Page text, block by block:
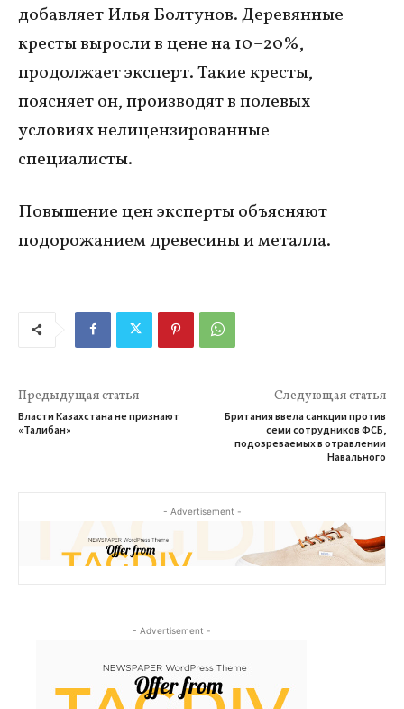
добавляет Илья Болтунов. Деревянные
кресты выросли в цене на 10–20%,
продолжает эксперт. Такие кресты,
поясняет он, производят в полевых
условиях нелицензированные
специалисты.
Повышение цен эксперты объясняют
подорожанием древесины и металла.
Предыдущая статья
Власти Казахстана не признают
«Талибан»
Следующая статья
Британия ввела санкции против
семи сотрудников ФСБ,
подозреваемых в отравлении
Навального
- Advertisement -
- Advertisement -